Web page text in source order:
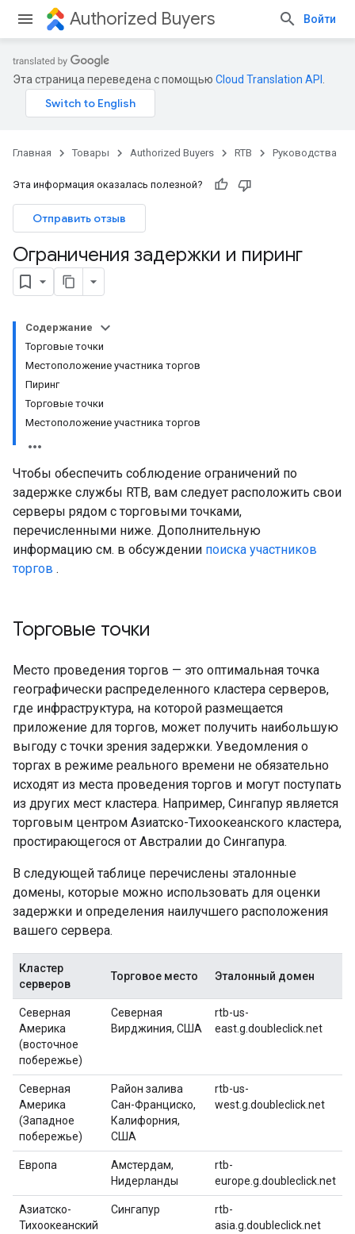
Authorized Buyers Войти
Эта страница переведена с помощью Cloud Translation API
Главная Товары Authorized Buyers RTB Руководства
Эта информация оказалась полезной?
Отправить отзыв
Ограничения задержки и пиринг
Содержание
Торговые точки
Местоположение участника торгов
Пиринг
Торговые точки
Местоположение участника торгов
Чтобы обеспечить соблюдение ограничений по
задержке службы RTB, вам следует расположить свои
серверы рядом с торговыми точками,
перечисленными ниже. Дополнительную
информацию см. в обсуждении поиска участников
торгов .
Торговые точки
Место проведения торгов — это оптимальная точка
географически распределенного кластера серверов,
где инфраструктура, на которой размещается
приложение для торгов, может получить наибольшую
выгоду с точки зрения задержки. Уведомления о
торгах в режиме реального времени не обязательно
исходят из места проведения торгов и могут поступать
из других мест кластера. Например, Сингапур является
торговым центром Азиатско-Тихоокеанского кластера,
простирающегося от Австралии до Сингапура.
В следующей таблице перечислены эталонные
домены, которые можно использовать для оценки
задержки и определения наилучшего расположения
вашего сервера.
Кластер
серверов
Торговое место Эталонный домен
Северная
Америка
(восточное
побережье)
Северная
Вирджиния, США
rtb-us-
east.g.doubleclick.net
Северная
Америка
(Западное
побережье)
Район залива
Сан-Франциско,
Калифорния,
США
rtb-us-
west.g.doubleclick.net
Европа
Амстердам,
Нидерланды
rtb-
europe.g.doubleclick.net
Азиатско-
Тихоокеанский
Сингапур
rtb-
asia.g.doubleclick.net